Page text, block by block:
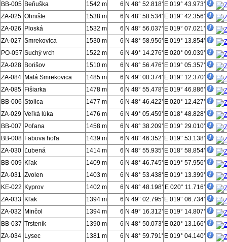
BB-005 Beňuška 1542 m 6 N 48° 52.818' E 019° 43.973'
ZA-025 Ohnište 1538 m 6 N 48° 58.534' E 019° 42.356'
ZA-026
Ploská 1532 m 6 N 48° 56.037' E 019° 07.021'
ZA-027 Smrekovica 1530 m 6 N 48° 58.956' E 019° 13.854'
PO-057 Suchý vrch 1522 m 6 N 49° 14.276' E 020° 09.039'
ZA-028 Borišov 1510 m 6 N 48° 56.476' E 019° 05.357'
ZA-084 Malá Smrekovica 1485 m 6 N 49° 00.374' E 019° 12.370'
ZA-085 Fišiarka 1478 m 6 N 48° 55.478' E 019° 46.886'
BB-006 Stolica 1477 m 6 N 48° 46.422' E 020° 12.427'
ZA-029 Veľká lúka 1476 m 6 N 49° 05.459' E 018° 48.828'
BB-007 Poľana 1458 m 6 N 48° 38.209' E 019° 29.010'
BB-008 Fabova hoľa 1439 m 6 N 48° 46.352' E 019° 53.138'
ZA-030 Ľubená 1414 m 6 N 48° 55.935' E 018° 58.854'
BB-009 Kľak 1409 m 6 N 48° 46.745' E 019° 57.956'
ZA-031 Zvolen 1403 m 6 N 48° 53.438' E 019° 13.399'
KE-022 Kyprov 1402 m 6 N 48° 48.198' E 020° 11.716'
ZA-033 Kľak 1394 m 6 N 49° 02.795' E 019° 06.734'
ZA-032
Minčol 1394 m 6 N 49° 16.312' E 019° 14.807'
BB-037 Trsteník 1390 m 6 N 48° 50.073' E 020° 13.166'
ZA-034 Lysec 1381 m 6 N 48° 59.791' E 019° 04.140'